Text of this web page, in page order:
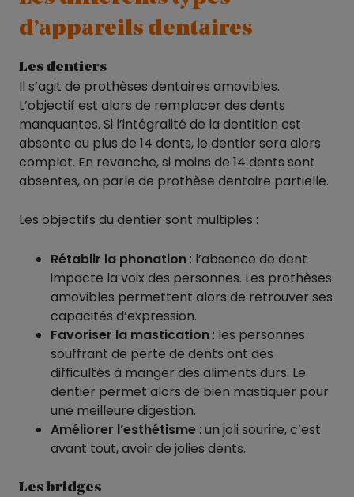
d’appareils dentaires
Les dentiers
Il s’agit de prothèses dentaires amovibles.
L’objectif est alors de remplacer des dents
manquantes. Si l’intégralité de la dentition est
absente ou plus de 14 dents, le dentier sera alors
complet. En revanche, si moins de 14 dents sont
absentes, on parle de prothèse dentaire partielle.
Les objectifs du dentier sont multiples :
Rétablir la phonation : l’absence de dent
impacte la voix des personnes. Les prothèses
amovibles permettent alors de retrouver ses
capacités d’expression.
Favoriser la mastication : les personnes
souffrant de perte de dents ont des
difficultés à manger des aliments durs. Le
dentier permet alors de bien mastiquer pour
une meilleure digestion.
Améliorer l’esthétisme : un joli sourire, c’est
avant tout, avoir de jolies dents.
Les bridges